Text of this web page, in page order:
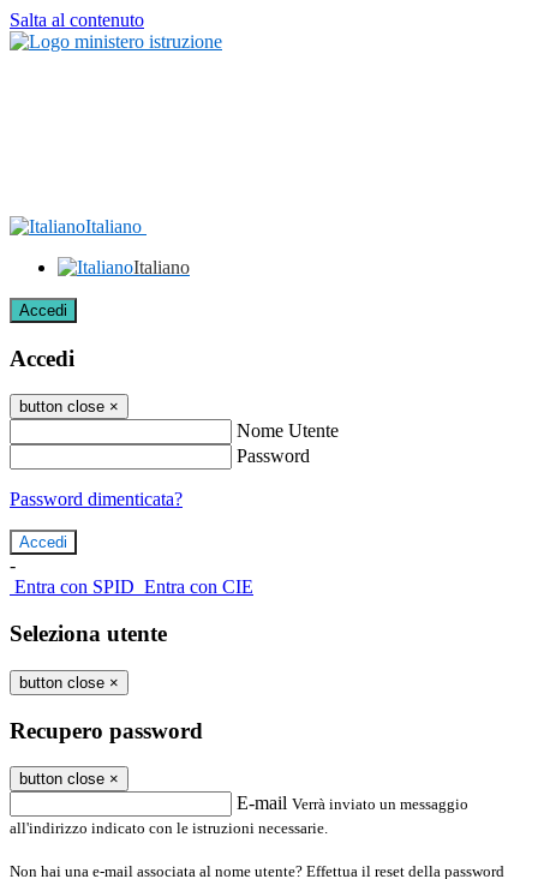
Salta al contenuto
Italiano
Italiano
Accedi
Accedi
button close ×
Nome Utente
Password
Password dimenticata?
-
Entra con SPID Entra con CIE
Seleziona utente
button close ×
Recupero password
button close ×
E-mail Verrà inviato un messaggio
all'indirizzo indicato con le istruzioni necessarie.
Non hai una e-mail associata al nome utente? Effettua il reset della password